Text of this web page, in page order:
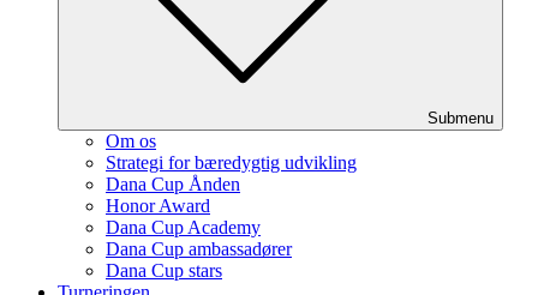
Submenu
Om os
Strategi for bæredygtig udvikling
Dana Cup Ånden
Honor Award
Dana Cup Academy
Dana Cup ambassadører
Dana Cup stars